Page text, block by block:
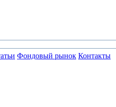
Фондовый рынок Контакты